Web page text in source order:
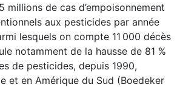
millions de cas d’empoisonnement
aux pesticides par année
lesquels on compte 11 000 décès
notamment de la hausse de 81 %
de pesticides, depuis 1990,
et en Amérique du Sud (Boedeker